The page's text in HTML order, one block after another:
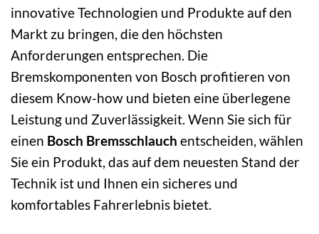
innovative Technologien und Produkte auf den
Markt zu bringen, die den höchsten
Anforderungen entsprechen. Die
Bremskomponenten von Bosch profitieren von
diesem Know-how und bieten eine überlegene
Leistung und Zuverlässigkeit. Wenn Sie sich für
einen Bosch Bremsschlauch entscheiden, wählen
Sie ein Produkt, das auf dem neuesten Stand der
Technik ist und Ihnen ein sicheres und
komfortables Fahrerlebnis bietet.